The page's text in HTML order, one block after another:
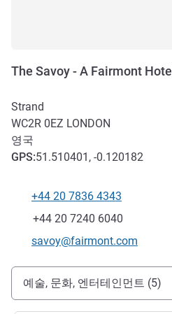
The Savoy - A Fairmont Hotel
Strand
WC2R 0EZ LONDON
영국
GPS:51.510401, -0.120182
전화
+44 20 7836 4343
팩스
+44 20 7240 6040
E-mail
savoy@fairmont.com
호텔 접근 및 교통
예술, 문화, 엔터테인먼트 (5)